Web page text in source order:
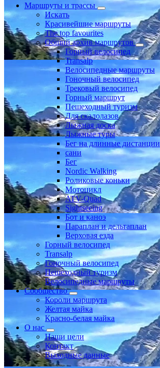
Маршруты и трассы
Искать
Красивейшие маршруты
The top favourites
Общий архив маршрутов
Горный велосипед
Transalp
Велосипедные маршруты
Гоночный велосипед
Трековый велосипед
Горный маршрут
Пешеходный туризм
Для скалолазов
Лыжная доска
Лыжные туры
Бег на длинные дистанции
сани
Бег
Nordic Walking
Роликовые коньки
Мотоцикл
ATV-Quad
Sightseeing
Бот и каноэ
Параплан и дельтаплан
Верховая езда
Горный велосипед
Transalp
Гоночный велосипед
Пешеходный туризм
Велосипедные маршруты
Сообщество
Короли маршрута
Желтая майка
Красно-белая майка
О нас
Наши цели
Контакт
Выходные данные